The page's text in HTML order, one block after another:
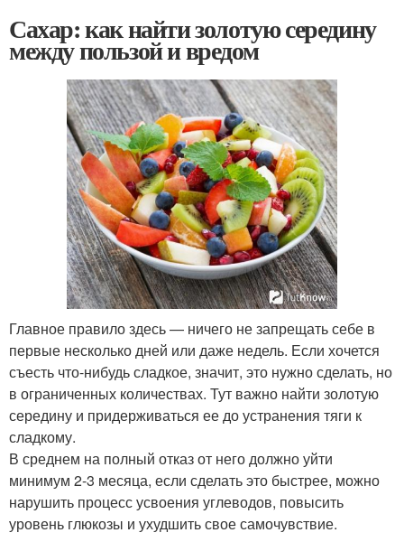
Сахар: как найти золотую середину
между пользой и вредом
Главное правило здесь — ничего не запрещать себе в
первые несколько дней или даже недель. Если хочется
съесть что-нибудь сладкое, значит, это нужно сделать, но
в ограниченных количествах. Тут важно найти золотую
середину и придерживаться ее до устранения тяги к
сладкому.
В среднем на полный отказ от него должно уйти
минимум 2-3 месяца, если сделать это быстрее, можно
нарушить процесс усвоения углеводов, повысить
уровень глюкозы и ухудшить свое самочувствие.